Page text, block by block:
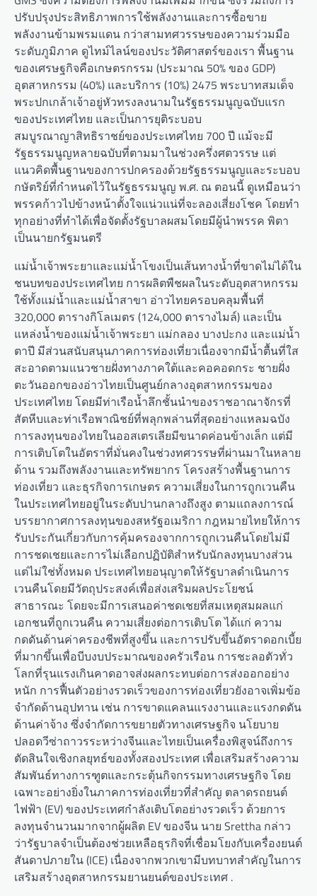
ปรับปรุงประสิทธิภาพการใช้พลังงานและการซื้อขาย
พลังงานข้ามพรมแดน กว่าสามทศวรรษของความร่วมมือ
ระดับภูมิภาค ดูไทม์ไลน์ของประวัติศาสตร์ของเรา พื้นฐาน
ของเศรษฐกิจคือเกษตรกรรม (ประมาณ 50% ของ GDP)
อุตสาหกรรม (40%) และบริการ (10%) 2475 พระบาทสมเด็จ
พระปกเกล้าเจ้าอยู่หัวทรงลงนามในรัฐธรรมนูญฉบับแรก
ของประเทศไทย และเป็นการยุติระบอบ
สมบูรณาญาสิทธิราชย์ของประเทศไทย 700 ปี แม้จะมี
รัฐธรรมนูญหลายฉบับที่ตามมาในช่วงครึ่งศตวรรษ แต่
แนวคิดพื้นฐานของการปกครองด้วยรัฐธรรมนูญและระบอบ
กษัตริย์ที่กำหนดไว้ในรัฐธรรมนูญ พ.ศ. ณ ตอนนี้ ดูเหมือนว่า
พรรคก้าวไปข้างหน้าตั้งใจแน่วแน่ที่จะลองเสี่ยงโชค โดยทำ
ทุกอย่างที่ทำได้เพื่อจัดตั้งรัฐบาลผสมโดยมีผู้นำพรรค พิตา
เป็นนายกรัฐมนตรี
แม่น้ำเจ้าพระยาและแม่น้ำโขงเป็นเส้นทางน้ำที่ขาดไม่ได้ใน
ชนบทของประเทศไทย การผลิตพืชผลในระดับอุตสาหกรรม
ใช้ทั้งแม่น้ำและแม่น้ำสาขา อ่าวไทยครอบคลุมพื้นที่
320,000 ตารางกิโลเมตร (124,000 ตารางไมล์) และเป็น
แหล่งน้ำของแม่น้ำเจ้าพระยา แม่กลอง บางปะกง และแม่น้ำ
ตาปี มีส่วนสนับสนุนภาคการท่องเที่ยวเนื่องจากมีน้ำตื้นที่ใส
สะอาดตามแนวชายฝั่งทางภาคใต้และคอคอดกระ ชายฝั่ง
ตะวันออกของอ่าวไทยเป็นศูนย์กลางอุตสาหกรรมของ
ประเทศไทย โดยมีท่าเรือน้ำลึกชั้นนำของราชอาณาจักรที่
สัตหีบและท่าเรือพาณิชย์ที่พลุกพล่านที่สุดอย่างแหลมฉบัง
การลงทุนของไทยในออสเตรเลียมีขนาดค่อนข้างเล็ก แต่มี
การเติบโตในอัตราที่มั่นคงในช่วงทศวรรษที่ผ่านมาในหลาย
ด้าน รวมถึงพลังงานและทรัพยากร โครงสร้างพื้นฐานการ
ท่องเที่ยว และธุรกิจการเกษตร ความเสี่ยงในการถูกเวนคืน
ในประเทศไทยอยู่ในระดับปานกลางถึงสูง ตามแถลงการณ์
บรรยากาศการลงทุนของสหรัฐอเมริกา กฎหมายไทยให้การ
รับประกันเกี่ยวกับการคุ้มครองจากการถูกเวนคืนโดยไม่มี
การชดเชยและการไม่เลือกปฏิบัติสำหรับนักลงทุนบางส่วน
แต่ไม่ใช่ทั้งหมด ประเทศไทยอนุญาตให้รัฐบาลดำเนินการ
เวนคืนโดยมีวัตถุประสงค์เพื่อส่งเสริมผลประโยชน์
สาธารณะ โดยจะมีการเสนอค่าชดเชยที่สมเหตุสมผลแก่
เอกชนที่ถูกเวนคืน ความเสี่ยงต่อการเติบโต ได้แก่ ความ
กดดันด้านค่าครองชีพที่สูงขึ้น และการปรับขึ้นอัตราดอกเบี้ย
ที่มากขึ้นเพื่อบีบงบประมาณของครัวเรือน การชะลอตัวทั่ว
โลกที่รุนแรงเกินคาดอาจส่งผลกระทบต่อการส่งออกอย่าง
หนัก การฟื้นตัวอย่างรวดเร็วของการท่องเที่ยวยังอาจเพิ่มข้อ
จำกัดด้านอุปทาน เช่น การขาดแคลนแรงงานและแรงกดดัน
ด้านค่าจ้าง ซึ่งจำกัดการขยายตัวทางเศรษฐกิจ นโยบาย
ปลอดวีซ่าถาวรระหว่างจีนและไทยเป็นเครื่องพิสูจน์ถึงการ
ตัดสินใจเชิงกลยุทธ์ของทั้งสองประเทศ เพื่อเสริมสร้างความ
สัมพันธ์ทางการฑูตและกระตุ้นกิจกรรมทางเศรษฐกิจ โดย
เฉพาะอย่างยิ่งในภาคการท่องเที่ยวที่สำคัญ ตลาดรถยนต์
ไฟฟ้า (EV) ของประเทศกำลังเติบโตอย่างรวดเร็ว ด้วยการ
ลงทุนจำนวนมากจากผู้ผลิต EV ของจีน นาย Srettha กล่าว
ว่ารัฐบาลจำเป็นต้องช่วยเหลือธุรกิจที่เชื่อมโยงกับเครื่องยนต์
สันดาปภายใน (ICE) เนื่องจากพวกเขามีบทบาทสำคัญในการ
เสริมสร้างอุตสาหกรรมยานยนต์ของประเทศ .